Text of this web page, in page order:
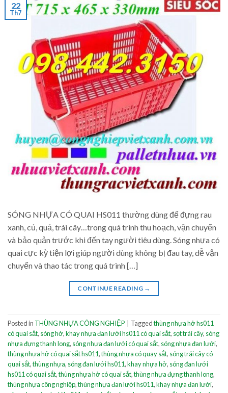
22
Th7
SÓNG NHỰA CÓ QUAI HS011 thường dùng để đựng rau
xanh, củ, quả, trái cây…trong quá trình thu hoạch, vận chuyển
và bảo quản trước khi đến tay người tiêu dùng. Sóng nhựa có
quai cực kỳ tiện lợi giúp người dùng không bị đau tay, dễ vận
chuyển và thao tác trong quá trình […]
CONTINUE READING →
Posted in THÙNG NHỰA CÔNG NGHIỆP Taggedthùng nhựa hở hs011
có quai sắt, sóng hở,khay nhựa đan lưới hs011 có quai sắt, sọt trái cây, sóng
nhựa đựng thanh long, sóng nhựa đan lưới có quai sắt, sóng nhựa đan lưới,
thùng nhựa hở có quai sắt hs011,thùng nhựa có quay sắt, sóng trái cây có
quai sắt,thùng nhựa, sóng đan lưới hs011,khay nhựa hở, sóng đan lưới
hs011 có quai sắt,thùng nhựa hở có quai sắt,thùng nhựa đựng thanh long,
thùng nhựa công nghiệp,thùng nhựa đan lưới hs011,khay nhựa đan lưới,